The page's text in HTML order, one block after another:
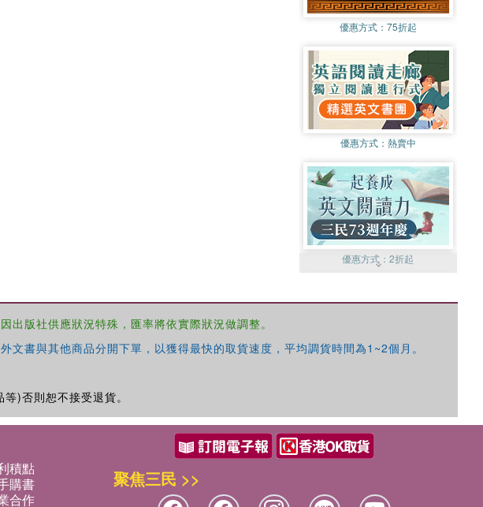
優惠方式： 75折起
優惠方式： 熱賣中
優惠方式：2折起
版社供應狀況特殊，匯率將依實際狀況做調整。
書與其他商品分開下單，以獲得最快的取貨速度，平均調貨時間為1~2個月。
)否則恕不接受退貨。
積點
購書
合作
聚焦三民 >>